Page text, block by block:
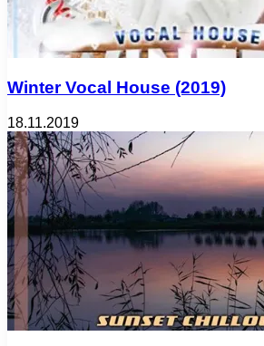
Winter Vocal House (2019)
18.11.2019